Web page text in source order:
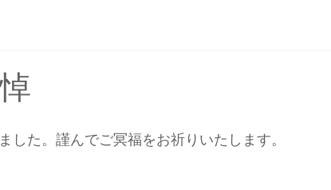
した。謹んでご冥福をお祈りいたします。